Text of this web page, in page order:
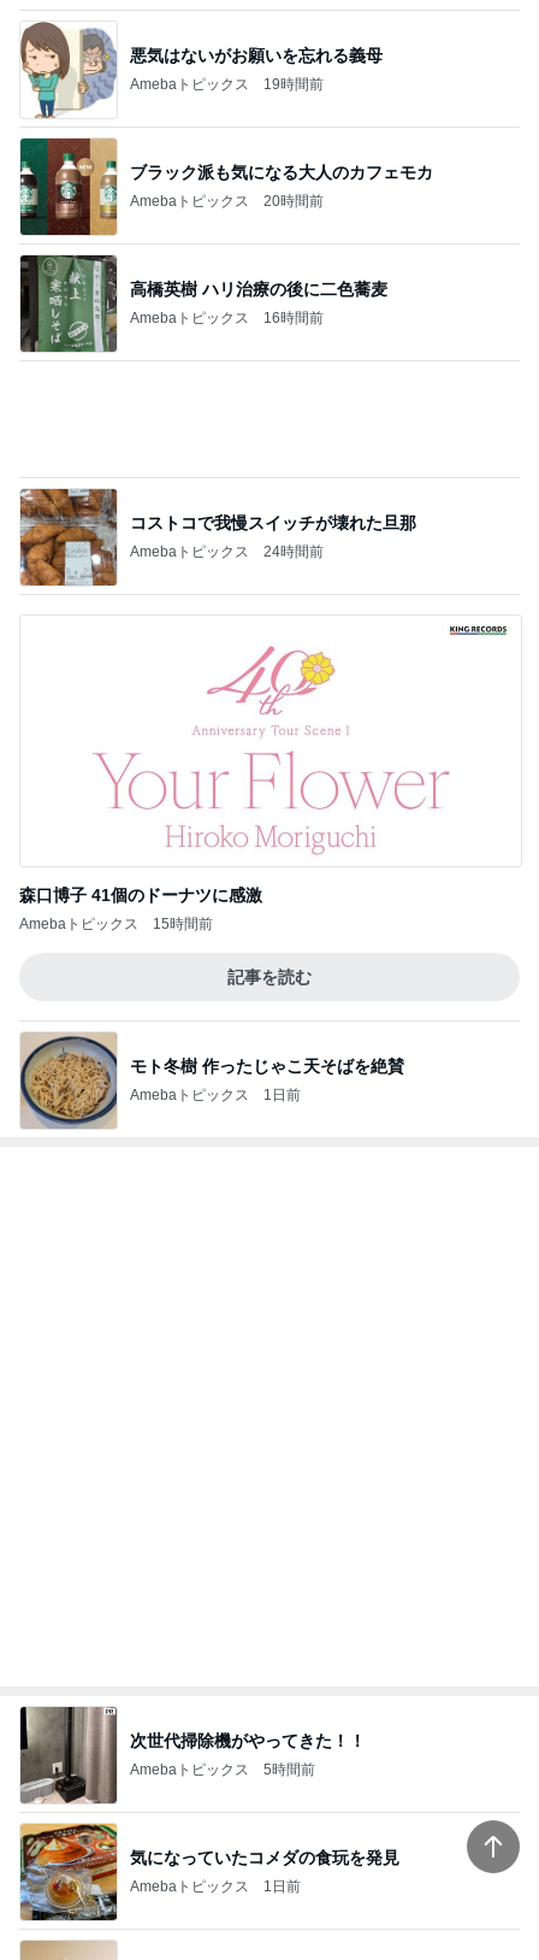
ブラック派も気になる大人のカフェモカ
Amebaトピックス 20時間前
高橋英樹 ハリ治療の後に二色蕎麦
Amebaトピックス 16時間前
森口博子 41個のドーナツに感激
Amebaトピックス 15時間前
Amebaトピックス 1日前
気になっていたコメダの食玩を発見
Amebaトピックス 1日前
立て替えた義父の入院代の精算
Amebaトピックス 12時間前